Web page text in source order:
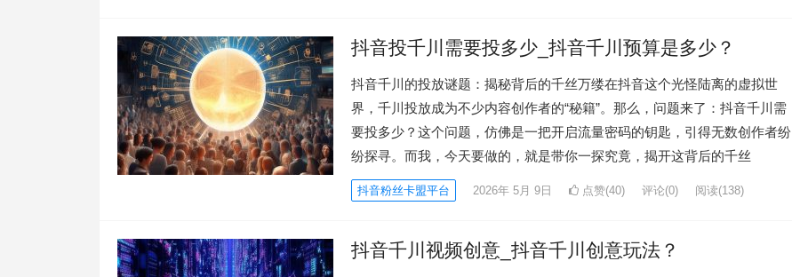
抖音投千川需要投多少_抖音千川预算是多少？
抖音千川的投放谜题：揭秘背后的千丝万缕在抖音这个光怪陆离的虚拟世
界，千川投放成为不少内容创作者的“秘籍”。那么，问题来了：抖音千川需
要投多少？这个问题，仿佛是一把开启流量密码的钥匙，引得无数创作者纷
纷探寻。而我，今天要做的，就是带你一探究竟，揭开这背后的千丝
抖音粉丝卡盟平台 2026年 5月 9日 点赞(40) 评论(0) 阅读(138)
抖音千川视频创意_抖音千川创意玩法？